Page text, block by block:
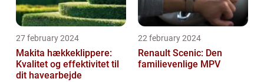
27 february 2024
Makita hækkeklippere:
Kvalitet og effektivitet til
dit havearbejde
22 february 2024
Renault Scenic: Den
familievenlige MPV